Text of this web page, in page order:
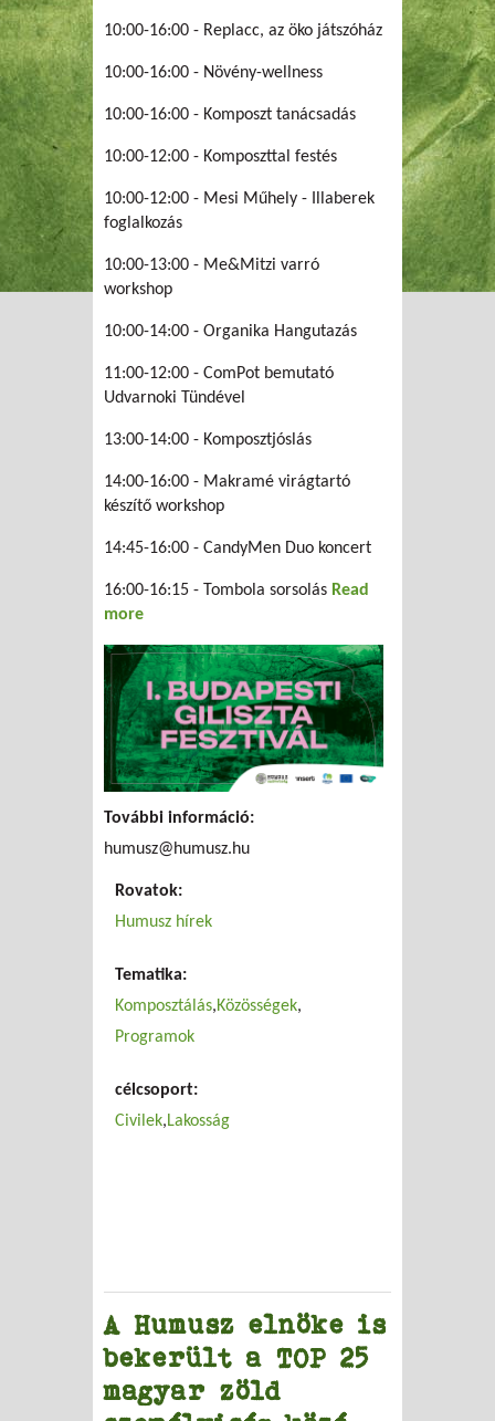
10:00-16:00 - Replacc, az öko játszóház
10:00-16:00 - Növény-wellness
10:00-16:00 - Komposzt tanácsadás
10:00-12:00 - Komposzttal festés
10:00-12:00 - Mesi Műhely - Illaberek
foglalkozás
10:00-13:00 - Me&Mitzi varró
workshop
10:00-14:00 - Organika Hangutazás
11:00-12:00 - ComPot bemutató
Udvarnoki Tündével
13:00-14:00 - Komposztjóslás
14:00-16:00 - Makramé virágtartó
készítő workshop
14:45-16:00 - CandyMen Duo koncert
16:00-16:15 - Tombola sorsolás Read
more
További információ:
humusz@humusz.hu
Rovatok:
Humusz hírek
Tematika:
Komposztálás Közösségek
Programok
célcsoport:
Civilek Lakosság
A Humusz elnöke is
bekerült a TOP 25
magyar zöld